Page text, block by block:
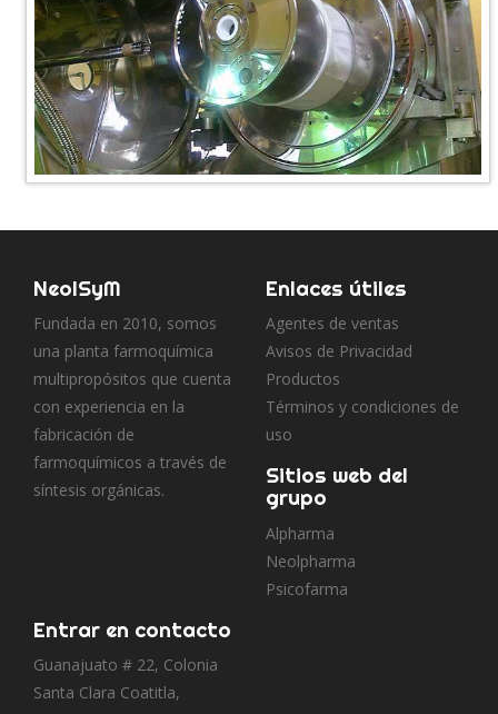
NeolSyM
Fundada en 2010, somos
una planta farmoquímica
multipropósitos que cuenta
con experiencia en la
fabricación de
farmoquímicos a través de
síntesis orgánicas.
Enlaces útiles
Agentes de ventas
Avisos de Privacidad
Productos
Términos y condiciones de
uso
Sitios web del
grupo
Alpharma
Neolpharma
Psicofarma
Entrar en contacto
Guanajuato # 22, Colonia
Santa Clara Coatitla,